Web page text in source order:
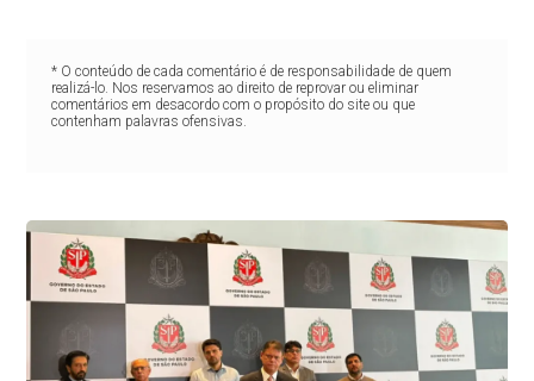
* O conteúdo de cada comentário é de responsabilidade de quem
realizá-lo. Nos reservamos ao direito de reprovar ou eliminar
comentários em desacordo com o propósito do site ou que
contenham palavras ofensivas.